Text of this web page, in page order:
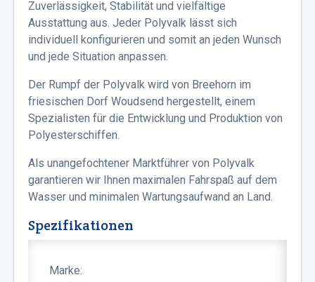
Zuverlässigkeit, Stabilität und vielfältige
Ausstattung aus. Jeder Polyvalk lässt sich
individuell konfigurieren und somit an jeden Wunsch
und jede Situation anpassen.
Der Rumpf der Polyvalk wird von Breehorn im
friesischen Dorf Woudsend hergestellt, einem
Spezialisten für die Entwicklung und Produktion von
Polyesterschiffen.
Als unangefochtener Marktführer von Polyvalk
garantieren wir Ihnen maximalen Fahrspaß auf dem
Wasser und minimalen Wartungsaufwand an Land.
Spezifikationen
Marke: